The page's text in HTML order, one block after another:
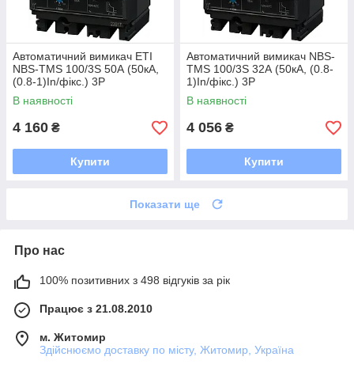
Автоматичний вимикач ETI
NBS-TMS 100/3S 50А (50кА,
(0.8-1)In/фікс.) 3P
В наявності
4 160 ₴
Купити
Автоматичний вимикач NBS-
TMS 100/3S 32А (50кА, (0.8-
1)In/фікс.) 3P
В наявності
4 056 ₴
Купити
Показати ще
Про нас
100% позитивних з 498 відгуків за рік
Працює з 21.08.2010
м. Житомир
Здійснюємо доставку по місту, Житомир, Україна